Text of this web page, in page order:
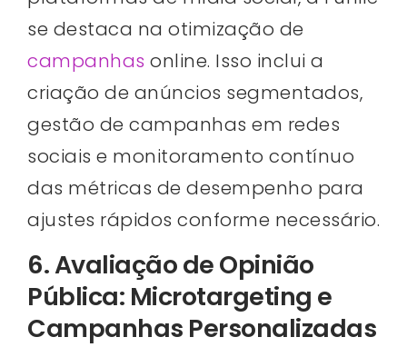
se destaca na otimização de
campanhas online. Isso inclui a
criação de anúncios segmentados,
gestão de campanhas em redes
sociais e monitoramento contínuo
das métricas de desempenho para
ajustes rápidos conforme necessário.
6. Avaliação de Opinião
Pública: Microtargeting e
Campanhas Personalizadas